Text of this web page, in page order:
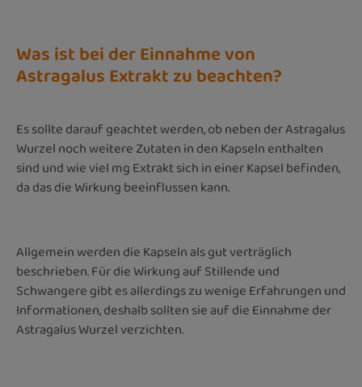
Was ist bei der Einnahme von
Astragalus Extrakt zu beachten?
Es sollte darauf geachtet werden, ob neben der Astragalus
Wurzel noch weitere Zutaten in den Kapseln enthalten
sind und wie viel mg Extrakt sich in einer Kapsel befinden,
da das die Wirkung beeinflussen kann.
Allgemein werden die Kapseln als gut verträglich
beschrieben. Für die Wirkung auf Stillende und
Schwangere gibt es allerdings zu wenige Erfahrungen und
Informationen, deshalb sollten sie auf die Einnahme der
Astragalus Wurzel verzichten.